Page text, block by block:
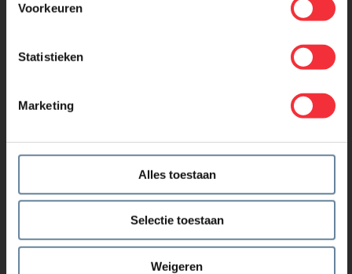
Voorkeuren
Statistieken
Marketing
Alles toestaan
Selectie toestaan
Weigeren
Contact
Vacatures
Werken in ons reparatiecentrum
Werken in ons kantoor
Onze business
units